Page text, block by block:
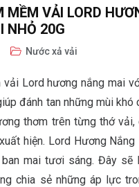
MỀM VẢI LORD
NHỎ 20G
Nước xả vải
vải Lord hương nắng mai
đánh tan những mùi khó
thơm trên từng thớ vải,
hiện. Lord Hương Nắng
mai tươi sáng. Đây sẽ
chia sẻ những áp lực